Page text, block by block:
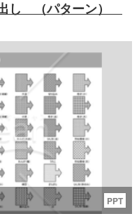
。プレゼンテーション
試しください。
し （パターン）
PPT